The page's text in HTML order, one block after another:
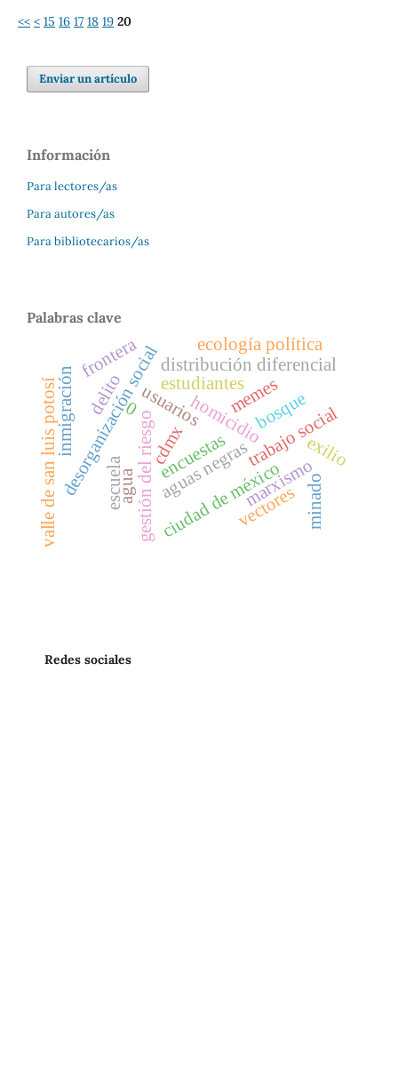
<< < 15 16 17 18 19 20
Enviar un artículo
Información
Para lectores/as
Para autores/as
Para bibliotecarios/as
Palabras clave
marxismo
homicidio
gestión del riesgoaguas negras
usuarios
encuestas
memes
ciudad de méxico
desorganización socialdistribución diferencial
cdmx
delito
valle de san luis potosí minado
bosque
ecología política
agua
trabajo social
vectores
escuela
estudiantes
frontera
exilio
inmigración 0
Redes sociales